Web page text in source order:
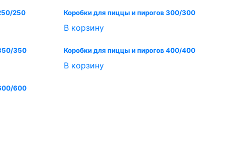
250 Коробки для пиццы и пирогов 300/300
В корзину
350 Коробки для пиццы и пирогов 400/400
В корзину
600